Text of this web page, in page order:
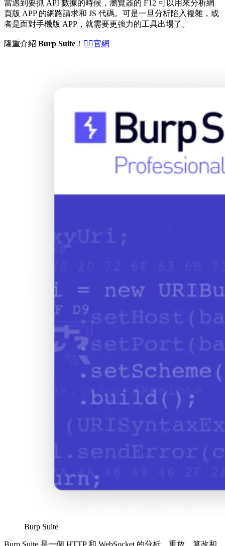
當遇到要抓 API 數據的時候，瀏覽器的 F12 可以用來分析網
頁版 APP 的網路請求和 JS 代碼。可是一旦分析陷入複雜，或
者是面對手機版 APP，就需要更強力的工具出場了。
隆重介紹 Burp Suite ！ 👉🏻官網
Burp Suite
Burp Suite 是一個 HTTP 和 WebSocket 的分析、重放、篡改和